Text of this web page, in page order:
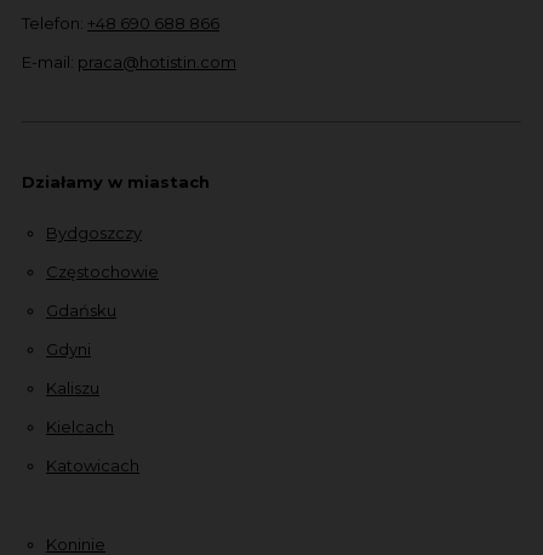
Telefon: +48 690 688 866
E-mail: praca@hotistin.com
Działamy w miastach
Bydgoszczy
Częstochowie
Gdańsku
Gdyni
Kaliszu
Kielcach
Katowicach
Koninie